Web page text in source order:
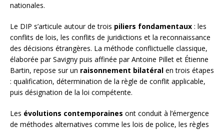
nationales.
Le DIP s’articule autour de trois piliers fondamentaux : les
conflits de lois, les conflits de juridictions et la reconnaissance
des décisions étrangères. La méthode conflictuelle classique,
élaborée par Savigny puis affinée par Antoine Pillet et Étienne
Bartin, repose sur un raisonnement bilatéral en trois étapes
: qualification, détermination de la règle de conflit applicable,
puis désignation de la loi compétente.
Les évolutions contemporaines ont conduit à l’émergence
de méthodes alternatives comme les lois de police, les règles